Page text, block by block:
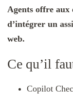
Agents offre aux
d’intégrer un
web.
Ce qu’il
Copilot